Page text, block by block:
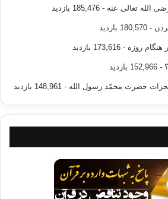
الله تعالی عنه - 185,476 بازدید
- 180,570 بازدید
هنگام روزه - 173,616 بازدید
- 152,966 بازدید
حضرت محمّد رسول الله - 148,961 بازدید